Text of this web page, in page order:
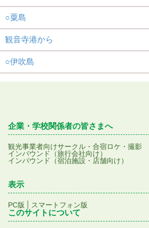
○粟島
観音寺港から
○伊吹島
企業・学校関係者の皆さまへ
観光事業者向けサークル・合宿ロケ・撮影
インバウンド（旅行会社向け）
インバウンド（宿泊施設・店舗向け）
表示
PC版 スマートフォン版
このサイトについて